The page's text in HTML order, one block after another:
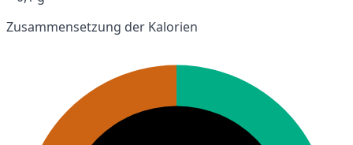
Zusammensetzung der Kalorien